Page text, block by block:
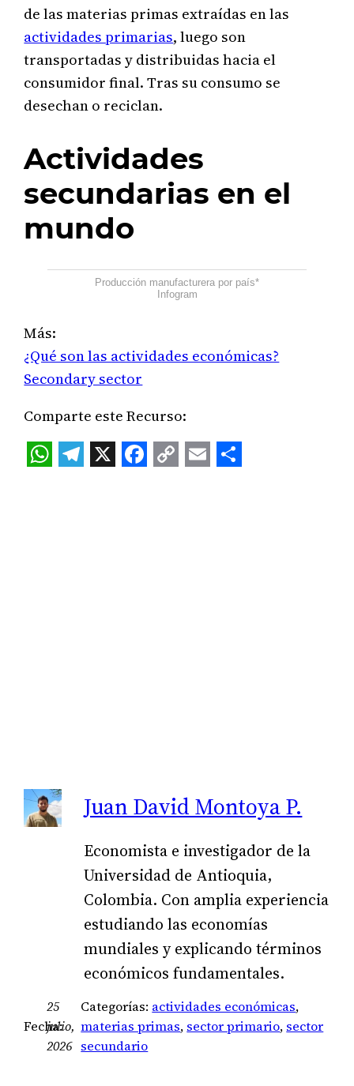
de las materias primas extraídas en las
actividades primarias, luego son
transportadas y distribuidas hacia el
consumidor final. Tras su consumo se
desechan o reciclan.
Actividades
secundarias en el
mundo
Producción manufacturera por país*
Infogram
Más:
¿Qué son las actividades económicas?
Secondary sector
Comparte este Recurso:
Juan David Montoya P.
Economista e investigador de la
Universidad de Antioquia,
Colombia. Con amplia experiencia
estudiando las economías
mundiales y explicando términos
económicos fundamentales.
Fecha:
25
julio,
2026
Categorías: actividades económicas
materias primas, sector primario, sector
secundario